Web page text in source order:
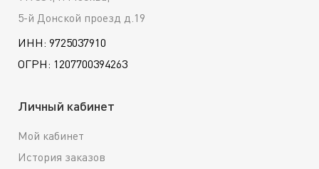
5-й Донской проезд д.19
ИНН: 9725037910
ОГРН: 1207700394263
Личный кабинет
Мой кабинет
История заказов